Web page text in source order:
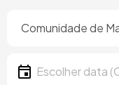
Data
Escolher data